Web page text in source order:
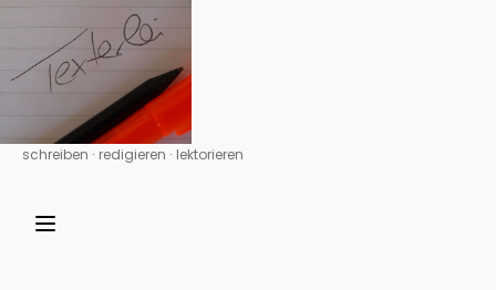
schreiben ∙ redigieren ∙ lektorieren